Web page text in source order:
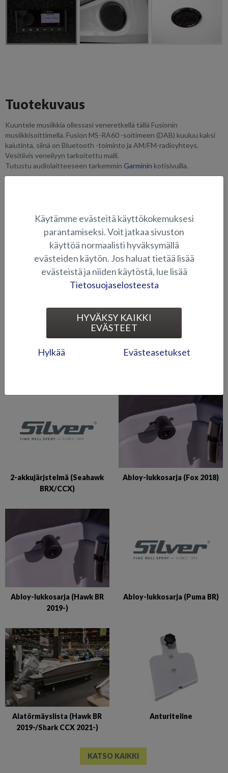
Tuotekuvaus
Kuuntele musiikkia ollessasi veneretkellä tällä Fusionin
musiikkisoittimella. Fusion MS-RA60 -soitimeen (DAB) kuuluu kaksi
kaiutinta, siinä on Bluetooth -toiminto ja AM/FM-radioyhteys.
Vesitiivis veneilyyn tarkoitettu malli.
Tutustu audiolaitteeseen tarkemmin Garminin kotisivuilla.
ELEKTRONIIKKA JA MUUT VARUSTEET
2-akkujärjestelmä (Shark
2-akkujärjestelmä (Tiger)
2-akkujärjstelmä (Seahawk
BRX/CCX)
Abloy-lukkosarja (Fox 2018)
Abloy-lukkosarja (Hawk BR
2019-)
Abloy-lukkosarja (Puma BR)
Alatörmäyslista (Hawk BR
2019-/Shark CCX 2021-)
Anturiteline
KATSO KAIKKI
Käytämme evästeitä käyttökokemuksesi
parantamiseksi. Voit jatkaa sivuston
käyttöä normaalisti hyväksymällä
evästeiden käytön. Jos haluat tietää lisää
evästeistä ja niiden käytöstä, lue lisää
Tietosuojaselosteesta
HYVÄKSY KAIKKI
EVÄSTEET
Hylkää Evästeasetukset